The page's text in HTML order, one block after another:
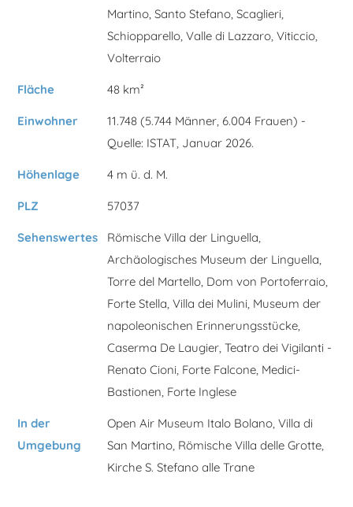
Martino, Santo Stefano, Scaglieri,
Schiopparello, Valle di Lazzaro, Viticcio,
Volterraio
Fläche 48 km²
Einwohner
11.748 (5.744 Männer, 6.004 Frauen) -
Quelle: ISTAT, Januar 2026.
Höhenlage 4 m ü. d. M.
PLZ 57037
Sehenswertes
Römische Villa der Linguella,
Archäologisches Museum der Linguella,
Torre del Martello, Dom von Portoferraio,
Forte Stella, Villa dei Mulini, Museum der
napoleonischen Erinnerungsstücke,
Caserma De Laugier, Teatro dei Vigilanti -
Renato Cioni, Forte Falcone, Medici-
Bastionen, Forte Inglese
In der
Umgebung
Open Air Museum Italo Bolano, Villa di
San Martino, Römische Villa delle Grotte,
Kirche S. Stefano alle Trane